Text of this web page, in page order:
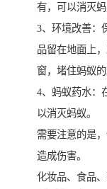
有，可以消灭蚂
3、环境改善：
品留在地面上
窗，堵住蚂蚁的
4、蚂蚁药水：
以消灭蚂蚁。
需要注意的是
造成伤害。
化妆品、食品